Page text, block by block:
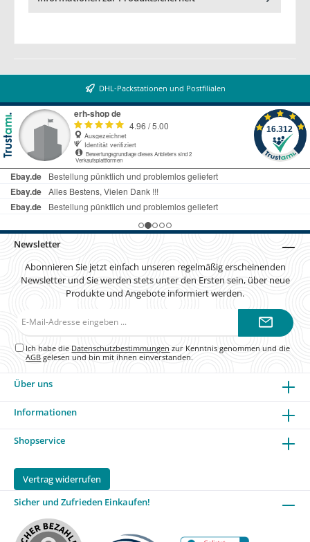
DHL-Packstationen und Postfilialen
Newsletter
Abonnieren Sie jetzt einfach unseren regelmäßig erscheinenden
Newsletter und Sie werden stets unter den Ersten sein, über neue
Produkte und Angebote informiert werden.
Ich habe die Datenschutzbestimmungen zur Kenntnis genommen und die
AGB gelesen und bin mit ihnen einverstanden.
Über uns
Informationen
Shopservice
Vertrag widerrufen
Sicher und Zufrieden Einkaufen!